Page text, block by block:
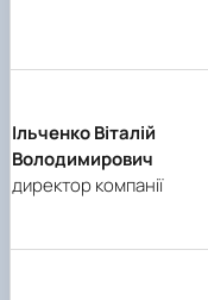
Ільченко Віталій
Володимирович
директор компанії